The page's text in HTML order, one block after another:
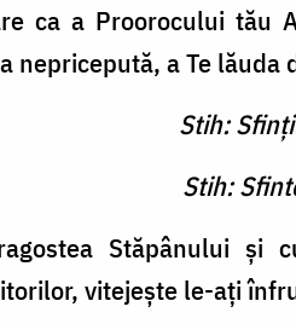
ca a Proorocului tău
nepricepută, a Te
Stih:
Stih:
Stăpânului
vitejeşte le-aţi